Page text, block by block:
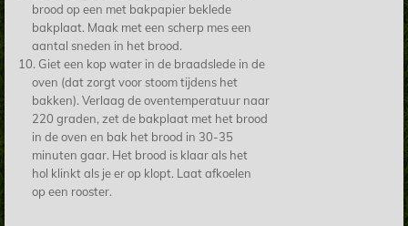
brood op een met bakpapier beklede
bakplaat. Maak met een scherp mes een
aantal sneden in het brood.
10. Giet een kop water in de braadslede in de
oven (dat zorgt voor stoom tijdens het
bakken). Verlaag de oventemperatuur naar
220 graden, zet de bakplaat met het brood
in de oven en bak het brood in 30-35
minuten gaar. Het brood is klaar als het
hol klinkt als je er op klopt. Laat afkoelen
op een rooster.